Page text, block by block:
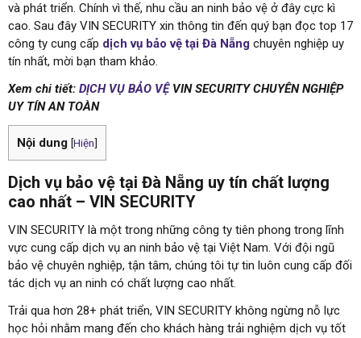
và phát triển. Chính vì thế, nhu cầu an ninh bảo vệ ở đây cực kì
cao. Sau đây VIN SECURITY xin thông tin đến quý bạn đọc top 17
công ty cung cấp dịch vụ bảo vệ tại Đà Nẵng chuyên nghiệp uy
tín nhất, mời bạn tham khảo.
Xem chi tiết: DỊCH VỤ BẢO VỆVIN SECURITY CHUYÊN NGHIỆP
UY TÍN AN TOÀN
Nội dung [Hiện]
Dịch vụ bảo vệ tại Đà Nẵng uy tín chất lượng
cao nhất – VIN SECURITY
VIN SECURITY là một trong những công ty tiên phong trong lĩnh
vực cung cấp dịch vụ an ninh bảo vệ tại Việt Nam. Với đội ngũ
bảo vệ chuyên nghiệp, tận tâm, chúng tôi tự tin luôn cung cấp đối
tác dịch vụ an ninh có chất lượng cao nhất.
Trải qua hơn 28+ phát triển, VIN SECURITY không ngừng nỗ lực
học hỏi nhằm mang đến cho khách hàng trải nghiệm dịch vụ tốt